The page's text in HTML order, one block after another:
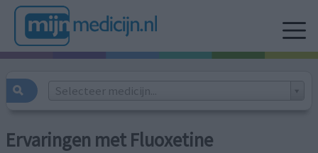
Selecteer medicijn...
Ervaringen met Fluoxetine